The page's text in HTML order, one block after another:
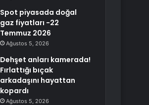
Spot piyasada doğal
gaz fiyatları -22
Temmuz 2026
Ağustos 5, 2026
Dehşet anları kamerada!
Fırlattığı bıçak
arkadaşını hayattan
kopardı
Ağustos 5, 2026